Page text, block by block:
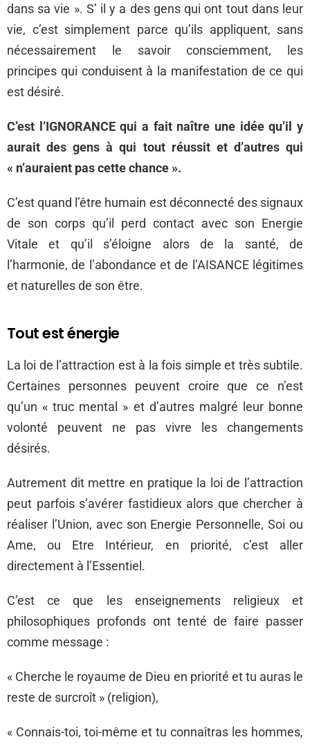
dans sa vie ». S’ il y a des gens qui ont tout dans leur
vie, c’est simplement parce qu’ils appliquent, sans
nécessairement le savoir consciemment, les
principes qui conduisent à la manifestation de ce qui
est désiré.
C’est l’IGNORANCE qui a fait naître une idée qu’il y
aurait des gens à qui tout réussit et d’autres qui
« n’auraient pas cette chance ».
C’est quand l’être humain est déconnecté des signaux
de son corps qu’il perd contact avec son Energie
Vitale et qu’il s’éloigne alors de la santé, de
l’harmonie, de l’abondance et de l’AISANCE légitimes
et naturelles de son être.
Tout est énergie
La loi de l’attraction est à la fois simple et très subtile.
Certaines personnes peuvent croire que ce n’est
qu’un « truc mental » et d’autres malgré leur bonne
volonté peuvent ne pas vivre les changements
désirés.
Autrement dit mettre en pratique la loi de l’attraction
peut parfois s’avérer fastidieux alors que chercher à
réaliser l’Union, avec son Energie Personnelle, Soi ou
Ame, ou Etre Intérieur, en priorité, c’est aller
directement à l’Essentiel.
C’est ce que les enseignements religieux et
philosophiques profonds ont tenté de faire passer
comme message :
« Cherche le royaume de Dieu en priorité et tu auras le
reste de surcroît » (religion),
« Connais-toi, toi-même et tu connaîtras les hommes,